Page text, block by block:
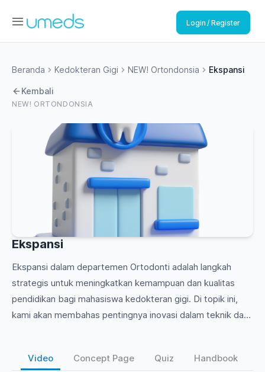
Login / Register
Beranda Kedokteran Gigi NEW! Ortondonsia Ekspansi
NEW! ORTONDONSIA
Kembali
Ekspansi
Ekspansi dalam departemen Ortodonti adalah langkah
strategis untuk meningkatkan kemampuan dan kualitas
pendidikan bagi mahasiswa kedokteran gigi. Di topik ini,
kami akan membahas pentingnya inovasi dalam teknik dan
dan meningkatkan pemahaman Anda dalam bidang yang
Video Concept Page Quiz Handbook